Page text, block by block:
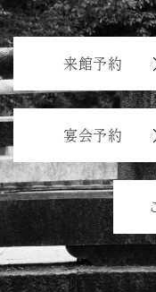
来館予約
宴会予約